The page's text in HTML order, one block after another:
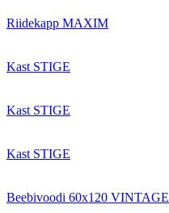
Riidekapp MAXIM
Kast STIGE
Kast STIGE
Kast STIGE
Beebivoodi 60x120 VINTAGE